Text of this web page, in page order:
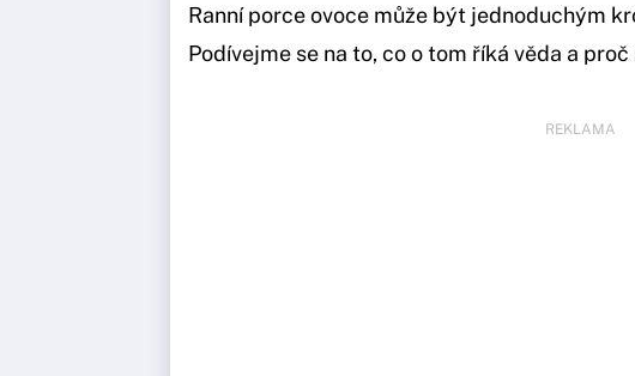
Ranní porce ovoce může být jednoduchým
Podívejme se na to, co o tom říká věda a
REKLAMA